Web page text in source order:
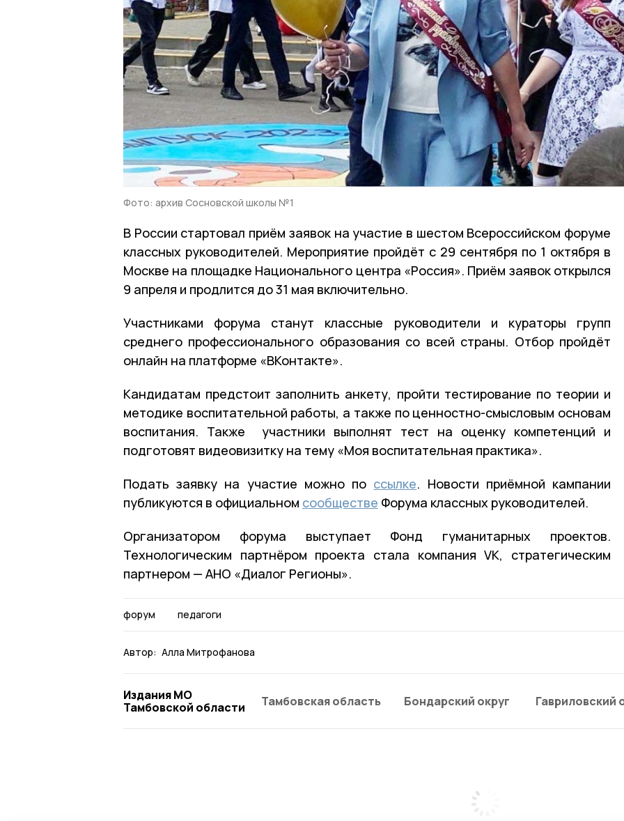
Фото: архив Сосновской школы №1
В России стартовал приём заявок на участие в шестом Всероссийском форуме
классных руководителей. Мероприятие пройдёт с 29 сентября по 1 октября в
Москве на площадке Национального центра «Россия». Приём заявок открылся
9 апреля и продлится до 31 мая включительно.
Участниками форума станут классные руководители и кураторы групп
среднего профессионального образования со всей страны. Отбор пройдёт
онлайн на платформе «ВКонтакте».
Кандидатам предстоит заполнить анкету, пройти тестирование по теории и
методике воспитательной работы, а также по ценностно-смысловым основам
воспитания. Также участники выполнят тест на оценку компетенций и
подготовят видеовизитку на тему «Моя воспитательная практика».
Подать заявку на участие можно по ссылке. Новости приёмной кампании
публикуются в официальном сообществе Форума классных руководителей.
Организатором форума выступает Фонд гуманитарных проектов.
Технологическим партнёром проекта стала компания VK, стратегическим
партнером — АНО «Диалог Регионы».
форум педагоги
Автор: Алла Митрофанова
Издания МО
Тамбовской области
Тамбовская область Бондарский округ Гавриловский